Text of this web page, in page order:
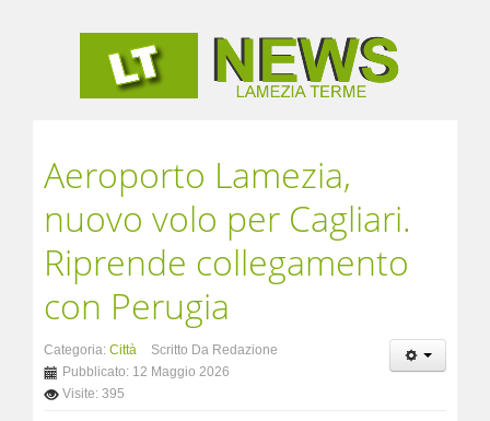
Aeroporto Lamezia,
nuovo volo per Cagliari.
Riprende collegamento
con Perugia
Categoria:Città
Scritto Da Redazione
Pubblicato: 12 Maggio 2026
Visite: 395